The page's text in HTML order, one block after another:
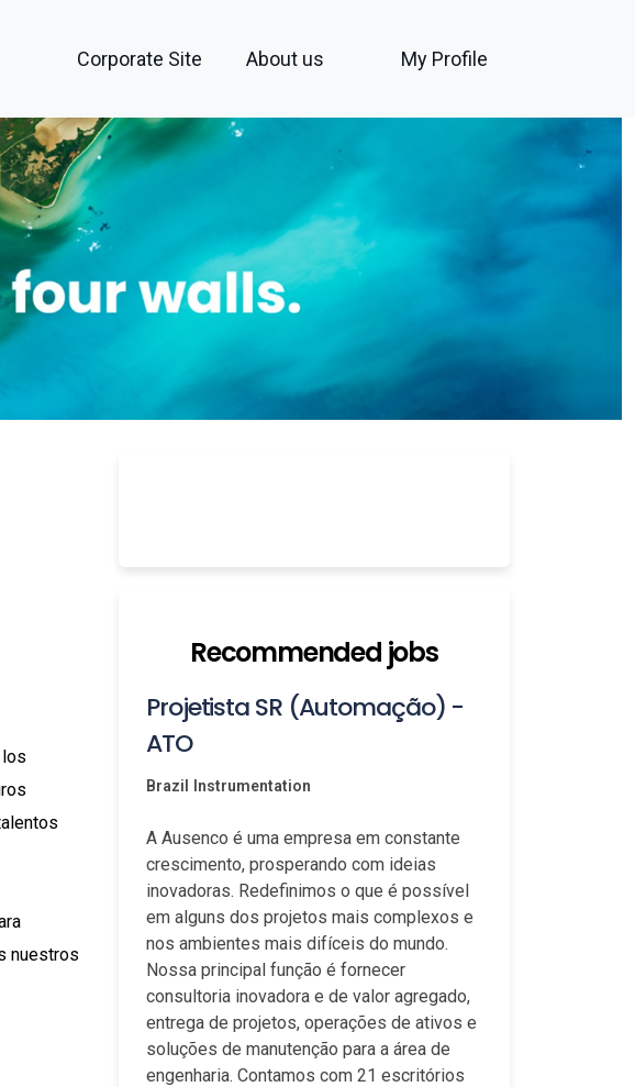
Corporate Site About us My Profile
nuestros
Recommended jobs
Projetista SR (Automação) -
ATO
Brazil Instrumentation
A Ausenco é uma empresa em constante
crescimento, prosperando com ideias
inovadoras. Redefinimos o que é possível
em alguns dos projetos mais complexos e
nos ambientes mais difíceis do mundo.
Nossa principal função é fornecer
consultoria inovadora e de valor agregado,
entrega de projetos, operações de ativos e
soluções de manutenção para a área de
engenharia. Contamos com 21 escritórios